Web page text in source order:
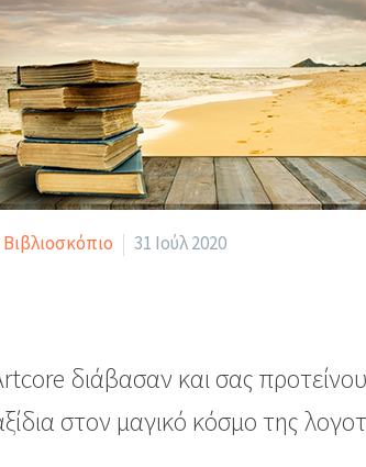
Βιβλιοσκόπιο 31 Ιούλ 2020
διάβασαν και σας
στον μαγικό κόσμο της